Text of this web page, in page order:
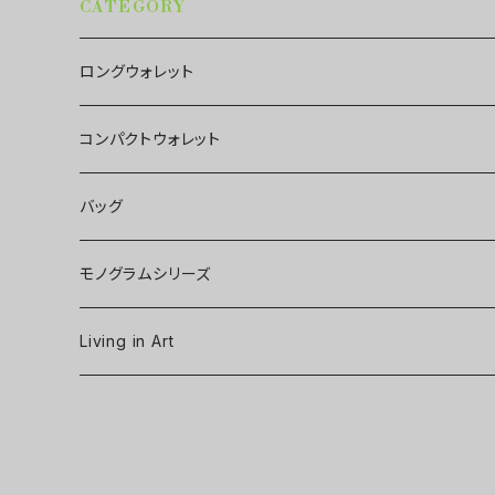
CATEGORY
ロングウォレット
コンパクトウォレット
バッグ
モノグラムシリーズ
Living in Art